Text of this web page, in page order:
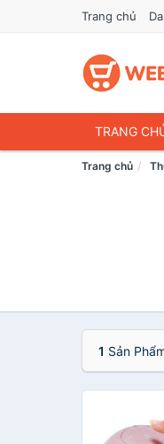
Trang chủ
TRANG
ĐIỆN
Trang chủ
1 Sản